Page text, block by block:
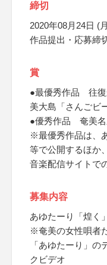
締切
2020年08月24日 (
作品提出・応募締
賞
●最優秀作品 往復
美大島「さんごビ
●優秀作品 奄美名
※最優秀作品は、
等で公開するほか
音楽配信サイトで
募集内容
あゆたーり「煌く
※奄美の女性唄者
「あゆたーり」
クビデオ